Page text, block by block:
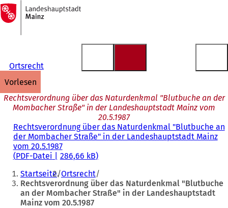
Inhalt anspringen
Zur
Startseite
Ortsrecht
vorlesen
Rechtsverordnung über das Naturdenkmal "Blutbuche an der
Mombacher Straße" in der Landeshauptstadt Mainz vom
20.5.1987
Rechtsverordnung über das Naturdenkmal "Blutbuche an
der Mombacher Straße" in der Landeshauptstadt Mainz
vom 20.5.1987
PDF-Datei 286,66 kB
Sie
befinden
sich
Startseite Ortsrecht
Rechtsverordnung über das Naturdenkmal "Blutbuche
an der Mombacher Straße" in der Landeshauptstadt
Mainz vom 20.5.1987